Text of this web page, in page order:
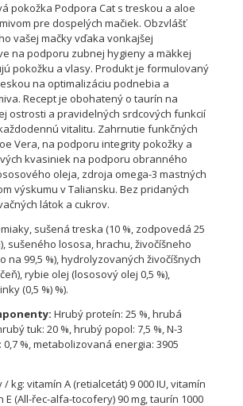
pokožka Podpora Cat s treskou a aloe
pre dospelých mačiek. Obzvlášť
vašej mačky vďaka vonkajšej
na podporu zubnej hygieny a mäkkej
pokožku a vlasy. Produkt je formulovaný
na optimalizáciu podnebia a
Recept je obohatený o taurín na
ostrosti a pravidelných srdcových funkcií
vitalitu. Zahrnutie funkčných
Vera, na podporu integrity pokožky a
kvasiniek na podporu obranného
oleja, zdroja omega-3 mastných
výskumu v Taliansku. Bez pridaných
látok a cukrov.
sušená treska (10 %, zodpovedá 25
sušeného lososa, hrachu, živočíšneho
na 99,5 %), hydrolyzovaných živočíšnych
rybie olej (lososový olej 0,5 %),
(0,5 %) %).
Hrubý proteín: 25 %, hrubá
tuk: 20 %, hrubý popol: 7,5 %, N-3
%, metabolizovaná energia: 3905
kg: vitamín A (retialcetát) 9 000 IU, vitamín
E (All-řec-alfa-tocofery) 90 mg, taurín 1000